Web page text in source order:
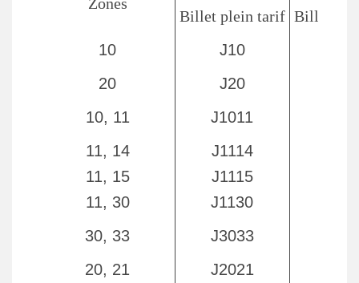
Billet plein tarif Billet
10
J10
20
J20
10, 11
J1011
11, 14
J1114
11, 15
J1115
11, 30
J1130
30, 33
J3033
20, 21
J2021